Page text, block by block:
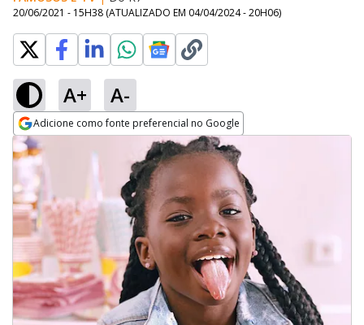
20/06/2021 - 15H38 (ATUALIZADO EM 04/04/2024 - 20H06)
A+ A-
Adicione como fonte preferencial no Google
Opens in new window